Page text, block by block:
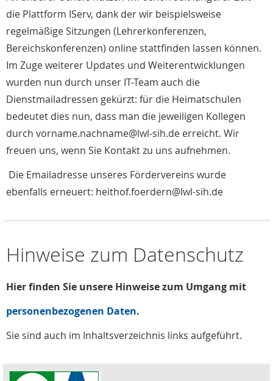
die Plattform IServ, dank der wir beispielsweise
regelmäßige Sitzungen (Lehrerkonferenzen,
Bereichskonferenzen) online stattfinden lassen können.
Im Zuge weiterer Updates und Weiterentwicklungen
wurden nun durch unser IT-Team auch die
Dienstmailadressen gekürzt: für die Heimatschulen
bedeutet dies nun, dass man die jeweiligen Kollegen
durch vorname.nachname@lwl-sih.de erreicht. Wir
freuen uns, wenn Sie Kontakt zu uns aufnehmen.
Die Emailadresse unseres Fördervereins wurde
ebenfalls erneuert: heithof.foerdern@lwl-sih.de
Hinweise zum Datenschutz
Hier finden Sie unsere Hinweise zum Umgang mit
personenbezogenen Daten.
Sie sind auch im Inhaltsverzeichnis links aufgeführt.